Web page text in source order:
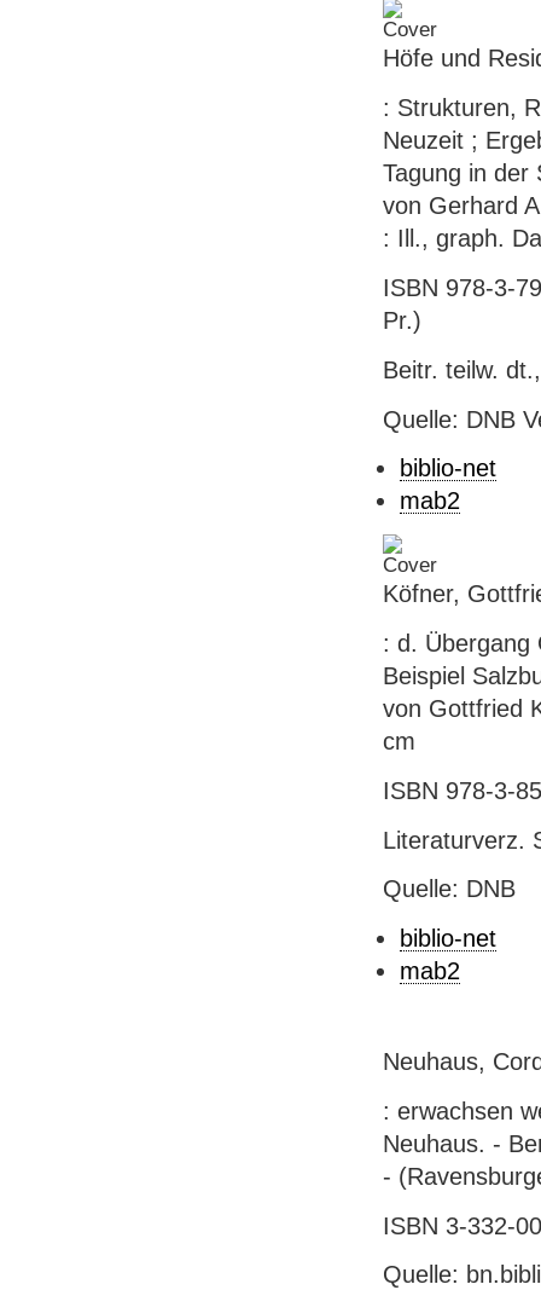
Höfe und
: Strukturen,
Neuzeit ;
Tagung in der
von Gerhard
: Ill., graph.
ISBN 978-3-
Pr.)
Beitr. teilw.
Quelle: DNB
biblio-net
mab2
Köfner,
: d. Übergang
Beispiel
von Gottfried
cm
ISBN 978-3-
Literaturverz.
Quelle: DNB
biblio-net
mab2
Neuhaus,
: erwachsen
Neuhaus. -
-
ISBN 3-332-
Quelle: